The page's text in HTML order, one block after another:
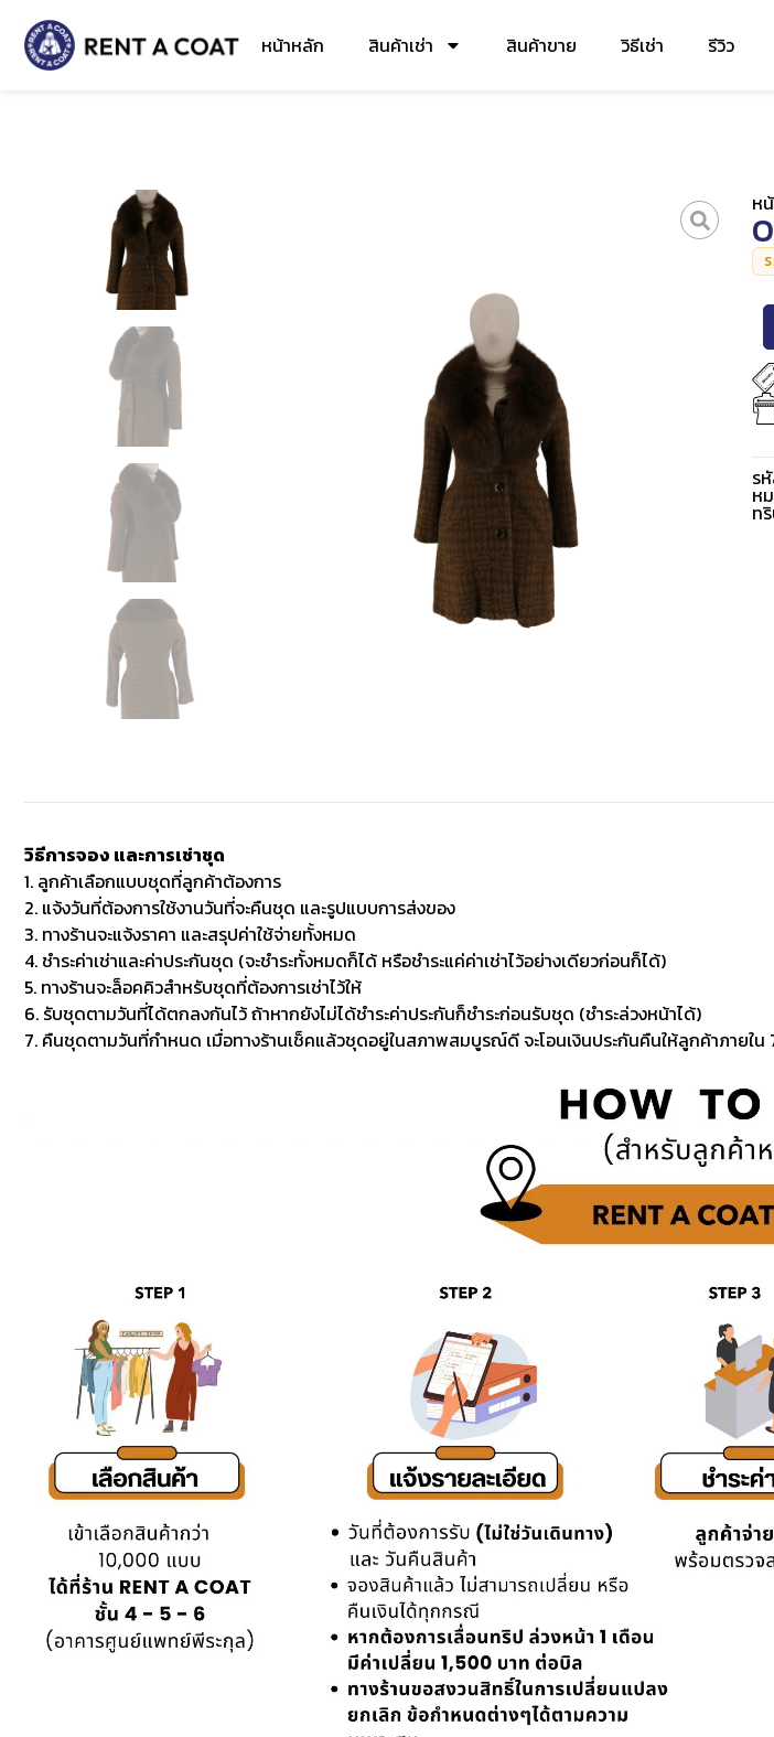
หน้าหลัก สินค้าเช่า สินค้าขาย วิธีเช่า รีวิว
ห
ร
ห
ท
วิธีการจอง และการเช่าชุด
1. ลูกค้าเลือกแบบชุดที่ลูกค้าต้องการ
2. แจ้งวันที่ต้องการใช้งานวันที่จะคืนชุด และรูปแบบการส่งของ
3. ทางร้านจะแจ้งราคา และสรุปค่าใช้จ่ายทั้งหมด
4. ชำระค่าเช่าและค่าประกันชุด (จะชำระทั้งหมดก็ได้ หรือชำระแค่ค่าเช่าไว้อย่างเดียวก่อนก็ได้)
5. ทางร้านจะล็อคคิวสำหรับชุดที่ต้องการเช่าไว้ให้
6. รับชุดตามวันที่ได้ตกลงกันไว้ ถ้าหากยังไม่ได้ชำระค่าประกันก็ชำระก่อนรับชุด (ชำระล่วงหน้าได้)
7. คืนชุดตามวันที่กำหนด เมื่อทางร้านเช็คแล้วชุดอยู่ในสภาพสมบูรณ์ดี จะโอนเงินประกันคืนให้ลูกค้าภายใน